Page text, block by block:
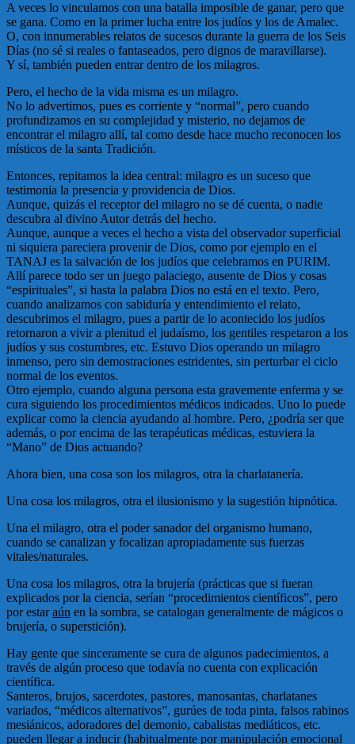
A veces lo vinculamos con una batalla imposible de ganar, pero que
se gana. Como en la primer lucha entre los judíos y los de Amalec.
O, con innumerables relatos de sucesos durante la guerra de los Seis
Días (no sé si reales o fantaseados, pero dignos de maravillarse).
Y sí, también pueden entrar dentro de los milagros.
Pero, el hecho de la vida misma es un milagro.
No lo advertimos, pues es corriente y “normal”, pero cuando
profundizamos en su complejidad y misterio, no dejamos de
encontrar el milagro allí, tal como desde hace mucho reconocen los
místicos de la santa Tradición.
Entonces, repitamos la idea central: milagro es un suceso que
testimonia la presencia y providencia de Dios.
Aunque, quizás el receptor del milagro no se dé cuenta, o nadie
descubra al divino Autor detrás del hecho.
Aunque, aunque a veces el hecho a vista del observador superficial
ni siquiera pareciera provenir de Dios, como por ejemplo en el
TANAJ es la salvación de los judíos que celebramos en PURIM.
Allí parece todo ser un juego palaciego, ausente de Dios y cosas
“espirituales”, si hasta la palabra Dios no está en el texto. Pero,
cuando analizamos con sabiduría y entendimiento el relato,
descubrimos el milagro, pues a partir de lo acontecido los judíos
retornaron a vivir a plenitud el judaísmo, los gentiles respetaron a los
judíos y sus costumbres, etc. Estuvo Dios operando un milagro
inmenso, pero sin demostraciones estridentes, sin perturbar el ciclo
normal de los eventos.
Otro ejemplo, cuando alguna persona esta gravemente enferma y se
cura siguiendo los procedimientos médicos indicados. Uno lo puede
explicar como la ciencia ayudando al hombre. Pero, ¿podría ser que
además, o por encima de las terapéuticas médicas, estuviera la
“Mano” de Dios actuando?
Ahora bien, una cosa son los milagros, otra la charlatanería.
Una cosa los milagros, otra el ilusionismo y la sugestión hipnótica.
Una el milagro, otra el poder sanador del organismo humano,
cuando se canalizan y focalizan apropiadamente sus fuerzas
vitales/naturales.
Una cosa los milagros, otra la brujería (prácticas que si fueran
explicados por la ciencia, serían “procedimientos científicos”, pero
por estaraún en la sombra, se catalogan generalmente de mágicos o
brujería, o superstición).
Hay gente que sinceramente se cura de algunos padecimientos, a
través de algún proceso que todavía no cuenta con explicación
científica.
Santeros, brujos, sacerdotes, pastores, manosantas, charlatanes
variados, “médicos alternativos”, gurúes de toda pinta, falsos rabinos
mesiánicos, adoradores del demonio, cabalistas mediáticos, etc.
pueden llegar a inducir (habitualmente por manipulación emocional